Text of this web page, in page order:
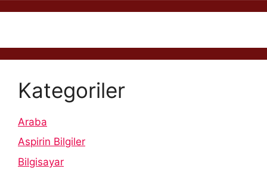
Kategoriler
Araba
Aspirin Bilgiler
Bilgisayar